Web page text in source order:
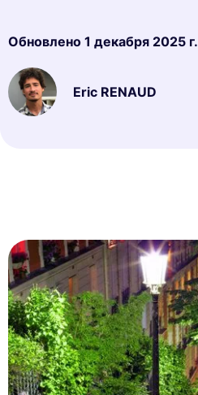
Обновлено 1 декабря 2025 г.
Eric RENAUD